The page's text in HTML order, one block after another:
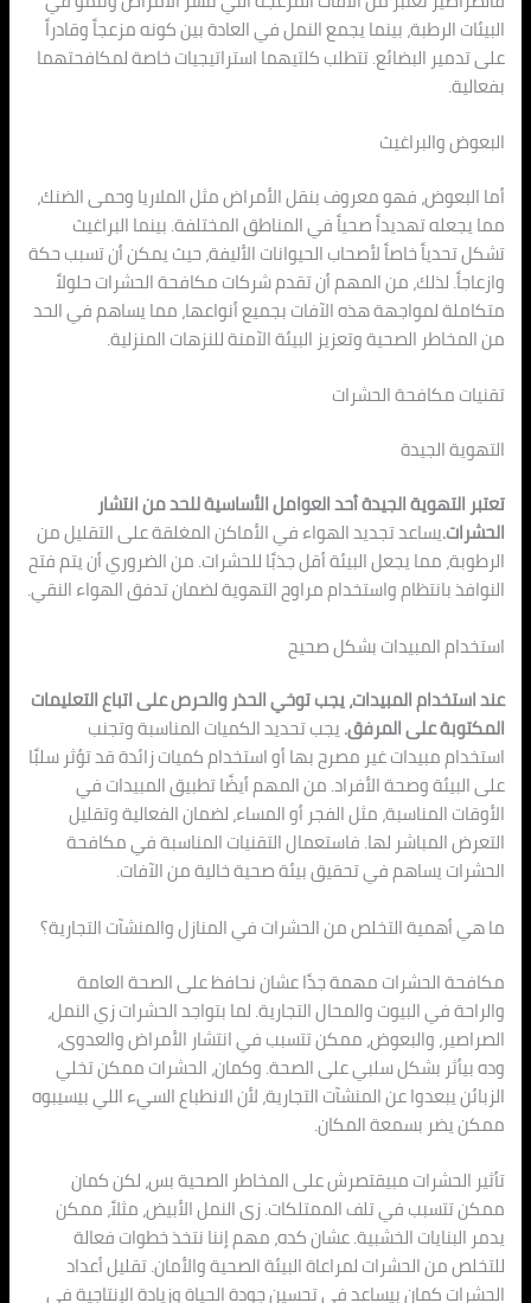
البيئات الرطبة، بينما يجمع النمل في العادة بين كونه مزعجاً وقادراً
على تدمير البضائع. تتطلب كلتيهما استراتيجيات خاصة لمكافحتهما
بفعالية.
البعوض والبراغيث
أما البعوض، فهو معروف بنقل الأمراض مثل الملاريا وحمى الضنك،
مما يجعله تهديداً صحياً في المناطق المختلفة. بينما البراغيث
تشكل تحدياً خاصاً لأصحاب الحيوانات الأليفة، حيث يمكن أن تسبب حكة
وازعاجاً. لذلك، من المهم أن تقدم شركات مكافحة الحشرات حلولاً
متكاملة لمواجهة هذه الآفات بجميع أنواعها، مما يساهم في الحد
من المخاطر الصحية وتعزيز البيئة الآمنة للنزهات المنزلية.
تقنيات مكافحة الحشرات
التهوية الجيدة
تعتبر التهوية الجيدة أحد العوامل الأساسية للحد من انتشار
الحشرات.يساعد تجديد الهواء في الأماكن المغلقة على التقليل من
الرطوبة، مما يجعل البيئة أقل جذبًا للحشرات. من الضروري أن يتم فتح
النوافذ بانتظام واستخدام مراوح التهوية لضمان تدفق الهواء النقي.
استخدام المبيدات بشكل صحيح
عند استخدام المبيدات، يجب توخي الحذر والحرص على اتباع التعليمات
المكتوبة على المرفق.يجب تحديد الكميات المناسبة وتجنب
استخدام مبيدات غير مصرح بها أو استخدام كميات زائدة قد تؤثر سلبًا
على البيئة وصحة الأفراد. من المهم أيضًا تطبيق المبيدات في
الأوقات المناسبة، مثل الفجر أو المساء، لضمان الفعالية وتقليل
التعرض المباشر لها. فاستعمال التقنيات المناسبة في مكافحة
الحشرات يساهم في تحقيق بيئة صحية خالية من الآفات.
ما هي أهمية التخلص من الحشرات في المنازل والمنشآت التجارية؟
مكافحة الحشرات مهمة جدًا عشان نحافظ على الصحة العامة
والراحة في البيوت والمحال التجارية. لما بتواجد الحشرات زي النمل،
الصراصير، والبعوض، ممكن تتسبب في انتشار الأمراض والعدوى،
وده بيأثر بشكل سلبي على الصحة. وكمان، الحشرات ممكن تخلي
الزبائن يبعدوا عن المنشآت التجارية، لأن الانطباع السيء اللي بيسيبوه
ممكن يضر بسمعة المكان.
تأثير الحشرات مبيقتصرش على المخاطر الصحية بس، لكن كمان
ممكن تتسبب في تلف الممتلكات. زى النمل الأبيض، مثلاً، ممكن
يدمر البنايات الخشبية. عشان كده، مهم إننا نتخذ خطوات فعالة
للتخلص من الحشرات لمراعاة البيئة الصحية والأمان. تقليل أعداد
الحشرات كمان بيساعد في تحسين جودة الحياة وزيادة الإنتاجية في